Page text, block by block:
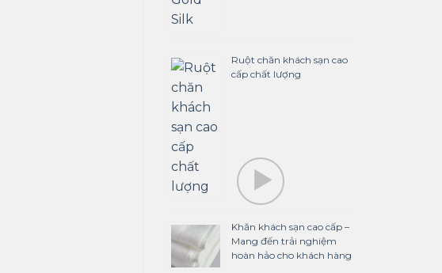
Ruột chăn khách sạn cao
cấp chất lượng
Khăn khách sạn cao cấp –
Mang đến trải nghiệm
hoàn hảo cho khách hàng